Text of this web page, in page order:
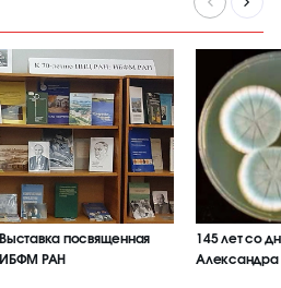
Выставка посвященная
ИБФМ РАН
145 лет со
Александра